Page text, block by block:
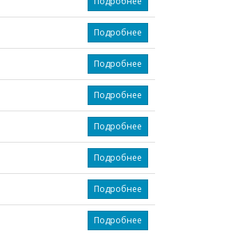
Подробнее
Подробнее
Подробнее
Подробнее
Подробнее
Подробнее
Подробнее